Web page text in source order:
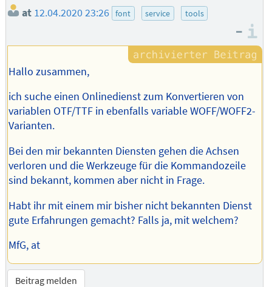
at 12.04.2020 23:26 font service tools
–
Hallo zusammen,
ich suche einen Onlinedienst zum Konvertieren von
variablen OTF/TTF in ebenfalls variable WOFF/WOFF2-
Varianten.
Bei den mir bekannten Diensten gehen die Achsen
verloren und die Werkzeuge für die Kommandozeile
sind bekannt, kommen aber nicht in Frage.
Habt ihr mit einem mir bisher nicht bekannten Dienst
gute Erfahrungen gemacht? Falls ja, mit welchem?
MfG, at
Beitrag melden